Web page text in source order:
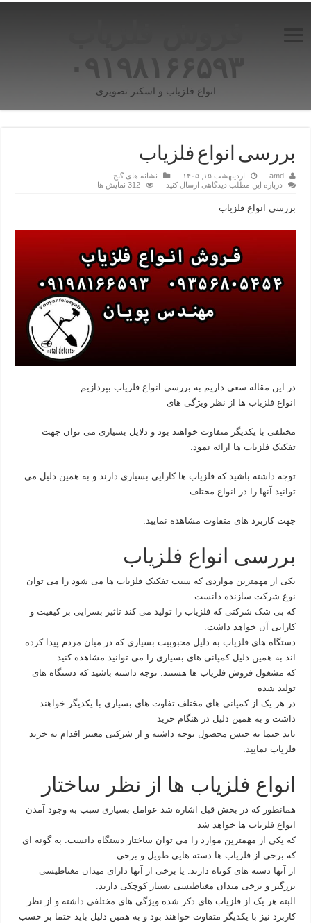
۰۹۱۹۸۱۶۶۵۹۳
انواع فلزیاب و اسکنر تصویری
بررسی انواع فلزیاب
amd اردیبهشت ۱۵, ۱۴۰۵
نشانه های گنج
درباره این مطلب دیدگاهی ارسال کنید
312 نمایش ها
بررسی انواع فلزیاب
در این مقاله سعی داریم به بررسی انواع فلزیاب بپردازیم .
انواعفلزیاب ها از نظر ویژگی های
مختلفی با یکدیگر متفاوت خواهند بود و دلایل بسیاری می توان جهت
تفکیک فلزیاب ها ارائه نمود.
توجه داشته باشید که فلزیاب ها کارایی بسیاری دارند و به همین دلیل می
توانید آنها را در انواع مختلف
جهت کاربرد های متفاوت مشاهده نمایید.
بررسی انواع فلزیاب
یکی از مهمترین مواردی که سبب تفکیک فلزیاب ها می شود را می توان
نوع شرکت سازنده دانست
که بی شک شرکتی که فلزیاب را تولید می کند تاثیر بسزایی بر کیفیت و
کارایی آن خواهد داشت.
دستگاه هایفلزیاب به دلیل محبوبیت بسیاری که در میان مردم پیدا کرده
اند به همین دلیل کمپانی های بسیاری را می توانید مشاهده کنید
که مشغول فروش فلزیاب ها هستند. توجه داشته باشید که دستگاه های
تولید شده
در هر یک از کمپانی های مختلف تفاوت های بسیاری با یکدیگر خواهند
داشت و به همین دلیل در هنگام خرید
باید حتما به جنس محصول توجه داشته و از شرکتی معتبر اقدام به خرید
فلزیاب نمایید.
انواع فلزیاب ها از نظر ساختار
همانطور که در بخش قبل اشاره شد عوامل بسیاری سبب به وجود آمدن
انواع فلزیاب ها خواهد شد
که یکی از مهمترین موارد را می توان ساختار دستگاه دانست. به گونه ای
که برخی از فلزیاب ها دسته هایی طویل و برخی
از آنها دسته های کوتاه دارند. یا برخی از آنها دارای میدان مغناطیسی
بزرگتر و برخی میدان مغناطیسی بسیار کوچکی دارند.
البته هر یک از فلزیاب های ذکر شده ویژگی های مختلفی داشته و از نظر
کاربرد نیز با یکدیگر متفاوت خواهند بود و به همین دلیل باید حتما بر حسب